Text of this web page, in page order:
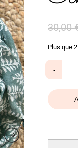
30,00
Plus que
de
Echarpe
Leslie
-